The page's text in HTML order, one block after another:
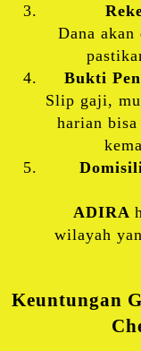
Dana
Bukti
Slip gaji,
harian
ADIRA
wilayah
Keuntungan